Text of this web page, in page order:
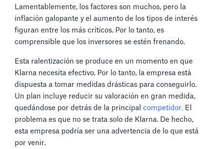
Lamentablemente, los factores son muchos, pero la
inflación galopante y el aumento de los tipos de interés
figuran entre los más críticos. Por lo tanto, es
comprensible que los inversores se estén frenando.
Esta ralentización se produce en un momento en que
Klarna necesita efectivo. Por lo tanto, la empresa está
dispuesta a tomar medidas drásticas para conseguirlo.
Un plan incluye reducir su valoración en gran medida,
quedándose por detrás de la principal competidor. El
problema es que no se trata solo de Klarna. De hecho,
esta empresa podría ser una advertencia de lo que está
por venir.